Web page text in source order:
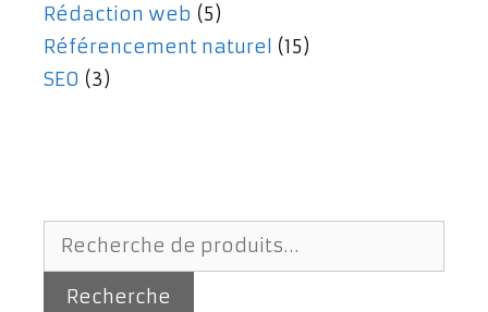
Rédaction web (5)
Référencement naturel (15)
SEO (3)
Recherche
pour :
Recherche